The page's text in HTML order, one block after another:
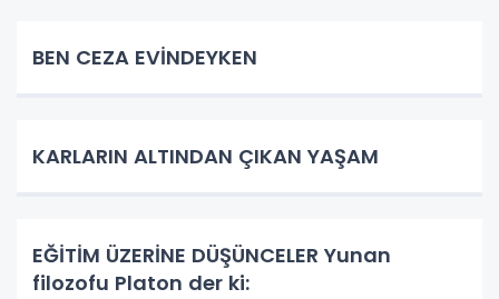
BEN CEZA EVİNDEYKEN
KARLARIN ALTINDAN ÇIKAN YAŞAM
EĞİTİM ÜZERİNE DÜŞÜNCELER Yunan
filozofu Platon der ki: